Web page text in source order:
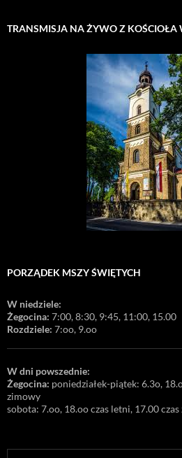
TRANSMISJA NA ŻYWO Z KOŚCIOŁA
PORZĄDEK MSZY ŚWIĘTYCH
W niedziele:
Żegocina: 7:00, 8:30, 9:45, 11:00, 15.00
Rozdziele: 7:oo, 9.oo
W dni powszednie:
Żegocina: poniedziałek-piątek: 6.3o,
zimowy
sobota: 7.oo, 18.oo czas letni, 17.00